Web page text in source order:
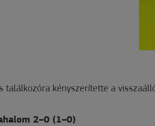
találkozóra kényszerítette a
2–0 (1–0)